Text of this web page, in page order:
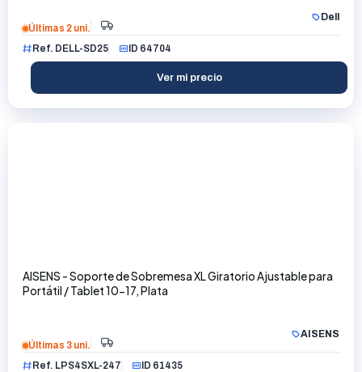
Dell
Últimas 2 uni.
Ref. DELL-SD25
ID 64704
Ver mi precio
AISENS - Soporte de Sobremesa XL Giratorio Ajustable para
Portátil / Tablet 10-17, Plata
AISENS
Últimas 3 uni.
Ref. LPS4SXL-247
ID 61435